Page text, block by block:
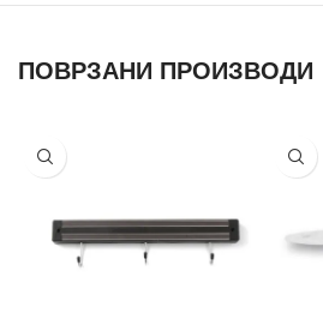
ПОВРЗАНИ ПРОИЗВОДИ